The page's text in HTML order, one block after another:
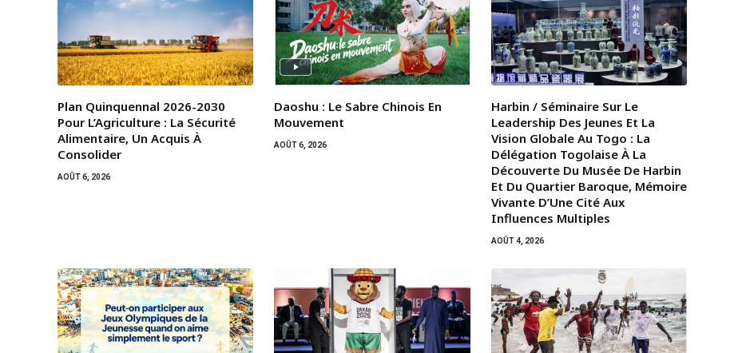
Plan Quinquennal 2026-2030
Pour L’Agriculture : La Sécurité
Alimentaire, Un Acquis À
Consolider
AOÛT 6, 2026
Daoshu : Le Sabre Chinois En
Mouvement
AOÛT 6, 2026
Harbin / Séminaire Sur Le
Leadership Des Jeunes Et La
Vision Globale Au Togo : La
Délégation Togolaise À La
Découverte Du Musée De Harbin
Et Du Quartier Baroque, Mémoire
Vivante D’Une Cité Aux
Influences Multiples
AOÛT 4, 2026